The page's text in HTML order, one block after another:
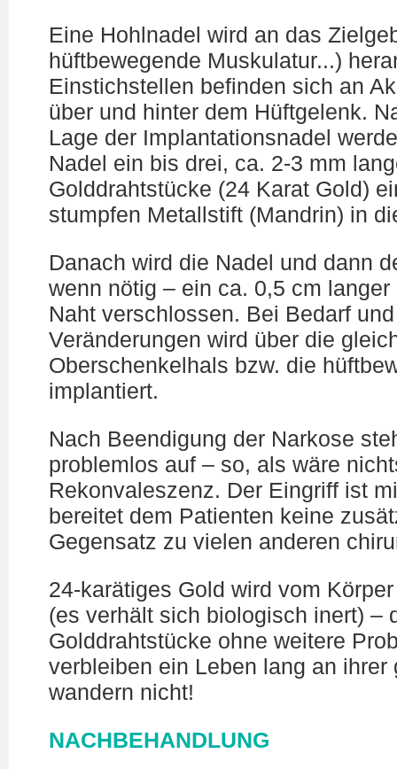
Eine Hohlnadel wird an das
hüftbewegende Muskulatur...)
Einstichstellen befinden sich an
über und hinter dem Hüftgelenk.
Lage der Implantationsnadel
Nadel ein bis drei, ca. 2-3 mm
Golddrahtstücke (24 Karat Gold)
stumpfen Metallstift (Mandrin) in
Danach wird die Nadel und dann
wenn nötig – ein ca. 0,5 cm
Naht verschlossen. Bei Bedarf
Veränderungen wird über die
Oberschenkelhals bzw. die
implantiert.
Nach Beendigung der Narkose
problemlos auf – so, als wäre
Rekonvaleszenz. Der Eingriff ist
bereitet dem Patienten keine
Gegensatz zu vielen anderen
24-karätiges Gold wird vom
(es verhält sich biologisch inert) –
Golddrahtstücke ohne weitere
verbleiben ein Leben lang an
wandern nicht!
NACHBEHANDLUNG